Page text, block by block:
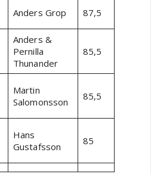
Anders Grop 87,5
Anders &
Pernilla
Thunander
85,5
Martin
Salomonsson
85,5
Hans
Gustafsson
85